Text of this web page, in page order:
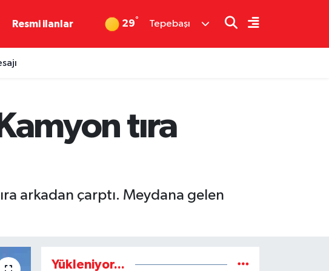
Resmi ilanlar 29° Tepebaşı
tıra
arkadan çarptı. Meydana gelen
Yükleniyor...